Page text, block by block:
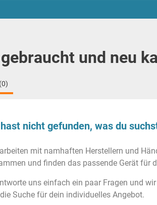
und neu
(0)
nicht gefunden, was du
mit namhaften Herstellern und
und finden das passende Gerät für
uns einfach ein paar Fragen und
Suche für dein individuelles Angebot.